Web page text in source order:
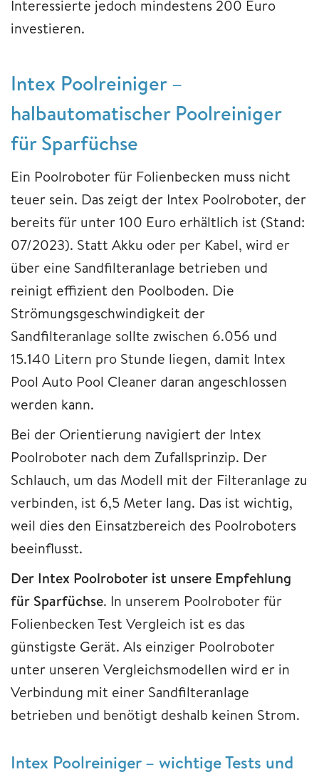
Interessierte jedoch mindestens 200 Euro
investieren.
Intex Poolreiniger –
halbautomatischer Poolreiniger
für Sparfüchse
Ein Poolroboter für Folienbecken muss nicht
teuer sein. Das zeigt der Intex Poolroboter, der
bereits für unter 100 Euro erhältlich ist (Stand:
07/2023). Statt Akku oder per Kabel, wird er
über eine Sandfilteranlage betrieben und
reinigt effizient den Poolboden. Die
Strömungsgeschwindigkeit der
Sandfilteranlage sollte zwischen 6.056 und
15.140 Litern pro Stunde liegen, damit Intex
Pool Auto Pool Cleaner daran angeschlossen
werden kann.
Bei der Orientierung navigiert der Intex
Poolroboter nach dem Zufallsprinzip. Der
Schlauch, um das Modell mit der Filteranlage zu
verbinden, ist 6,5 Meter lang. Das ist wichtig,
weil dies den Einsatzbereich des Poolroboters
beeinflusst.
Der Intex Poolroboter ist unsere Empfehlung
für Sparfüchse. In unserem Poolroboter für
Folienbecken Test Vergleich ist es das
günstigste Gerät. Als einziger Poolroboter
unter unseren Vergleichsmodellen wird er in
Verbindung mit einer Sandfilteranlage
betrieben und benötigt deshalb keinen Strom.
Intex Poolreiniger – wichtige Tests und